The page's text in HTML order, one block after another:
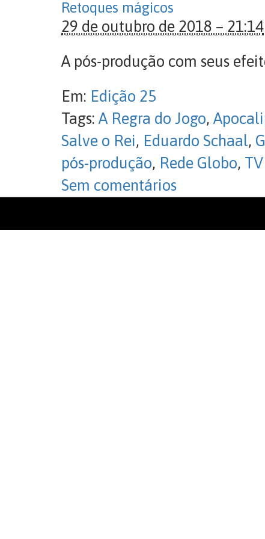
Retoques mágicos
29 de outubro de 2018 – 21:14
A pós-produção com seus
Em: Edição 25
Tags: A Regra do Jogo,
Salve o Rei, Eduardo Schaal,
pós-produção, Rede Globo,
Sem comentários